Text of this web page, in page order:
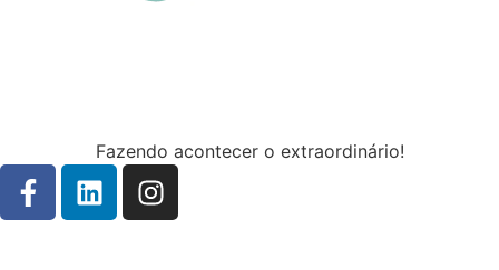
Fazendo acontecer o extraordinário!